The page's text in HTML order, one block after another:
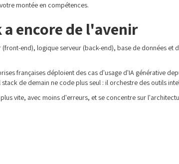
montée en compétences.
encore de l'avenir
end), logique serveur (back-end), base de données
françaises déploient des cas d'usage d'IA générative
de demain ne code plus seul : il orchestre des outils
vite, avec moins d'erreurs, et se concentre sur